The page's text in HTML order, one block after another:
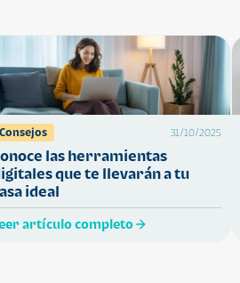
Consejos 31/10/2025
las herramientas
que te llevarán a tu
ideal
artículo completo